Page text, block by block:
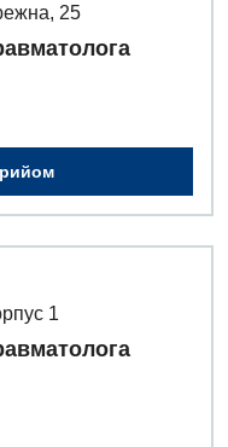
та неврології
25
1